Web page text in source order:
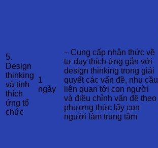
5.
Design
thinking
và tính
thích
ứng tổ
chức
1
ngày
– Cung cấp nhận thức về
tư duy thích ứng gắn với
design thinking trong giải
quyết các vấn đề, nhu cầu
liên quan tới con người
và điều chỉnh vấn đề theo
phương thức lấy con
người làm trung tâm